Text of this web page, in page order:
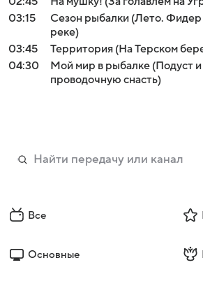
03:15
Сезон рыбалки (Лето.
реке)
03:45
Территория (На Терском
04:30
Мой мир в рыбалке (Подуст и
проводочную снасть)
Все
Основные